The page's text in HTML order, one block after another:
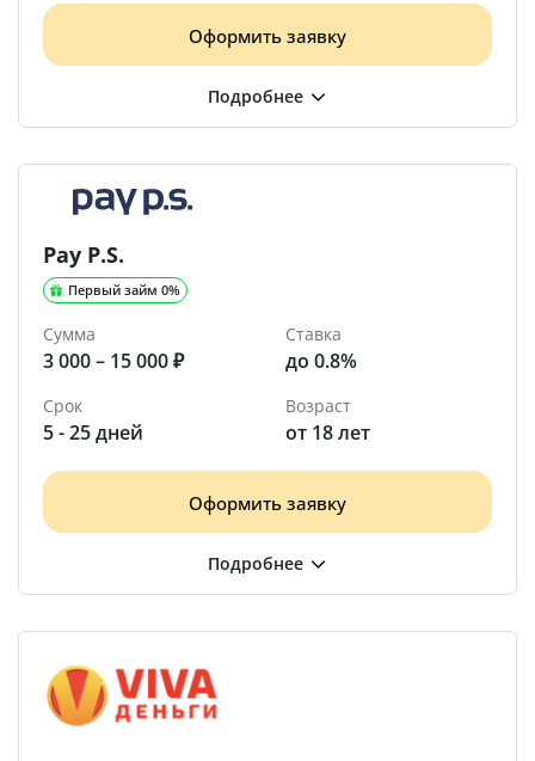
Оформить заявку
Pay P.S.
Первый займ 0%
Сумма
3 000 – 15 000 ₽
Ставка
до 0.8%
Срок
5 - 25 дней
Возраст
от 18 лет
Оформить заявку